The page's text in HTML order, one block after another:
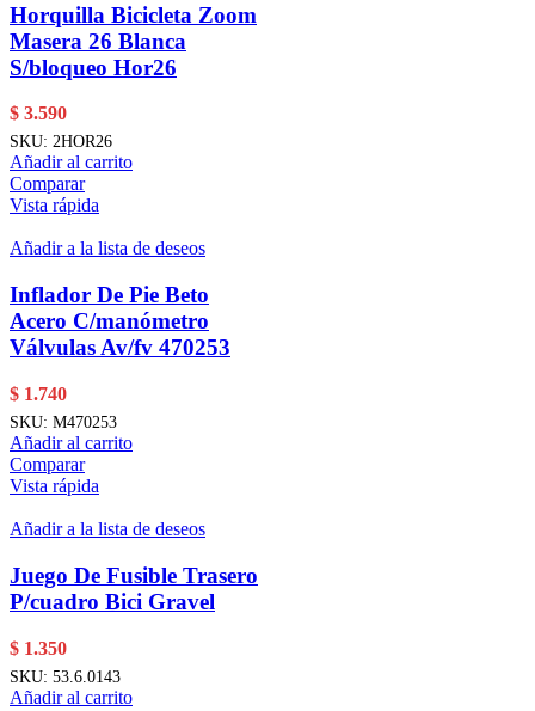
Horquilla Bicicleta Zoom
Masera 26 Blanca
S/bloqueo Hor26
$ 3.590
SKU: 2HOR26
Añadir al carrito
Comparar
Vista rápida
Añadir a la lista de deseos
Inflador De Pie Beto
Acero C/manómetro
Válvulas Av/fv 470253
$ 1.740
SKU: M470253
Añadir al carrito
Comparar
Vista rápida
Añadir a la lista de deseos
Juego De Fusible Trasero
P/cuadro Bici Gravel
$ 1.350
SKU: 53.6.0143
Añadir al carrito